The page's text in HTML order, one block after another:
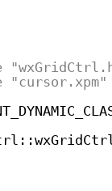
"cursor.xpm"